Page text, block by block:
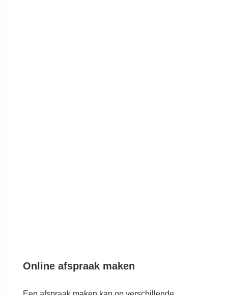
Online afspraak maken